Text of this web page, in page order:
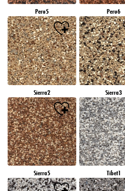
Peru5 Peru6
Sierra2 Sierra3
Sierra5 Tibet1